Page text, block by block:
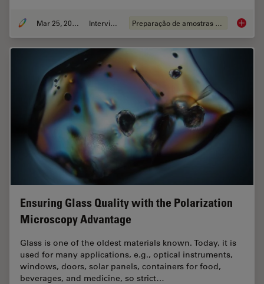
Mar 25, 2026 Interview Preparação de amostras EM
Ensuring Glass Quality with the Polarization
Microscopy Advantage
Glass is one of the oldest materials known. Today, it is
used for many applications, e.g., optical instruments,
windows, doors, solar panels, containers for food,
beverages, and medicine, so strict…